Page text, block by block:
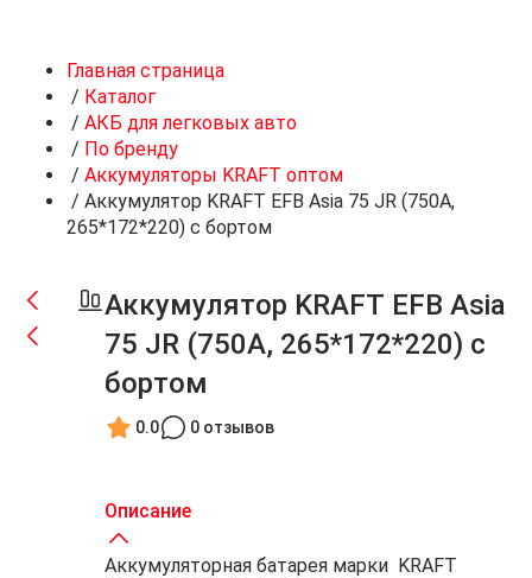
Главная страница
/ Каталог
/ АКБ для легковых авто
/ По бренду
/ Аккумуляторы KRAFT оптом
/ Аккумулятор KRAFT EFB Asia 75 JR (750A,
265*172*220) с бортом
Аккумулятор KRAFT EFB Asia
75 JR (750A, 265*172*220) с
бортом
0.0 0 отзывов
Описание
Аккумуляторная батарея марки KRAFT